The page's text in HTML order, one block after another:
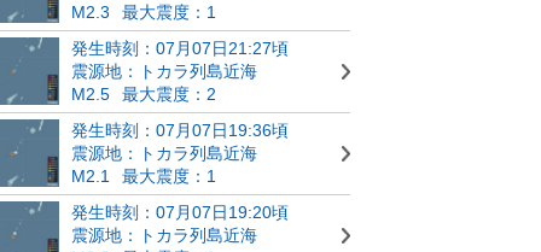
M2.3
最大震度：1
発生時刻：07月07日21:27頃
震源地：トカラ列島近海
M2.5
最大震度：2
発生時刻：07月07日19:36頃
震源地：トカラ列島近海
M2.1
最大震度：1
発生時刻：07月07日19:20頃
震源地：トカラ列島近海